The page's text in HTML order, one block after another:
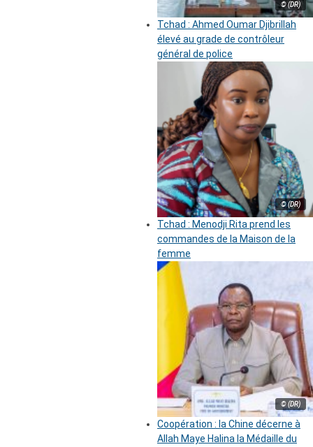
© (DR)
Tchad : Ahmed Oumar Djibrillah
élevé au grade de contrôleur
général de police
© (DR)
Tchad : Menodji Rita prend les
commandes de la Maison de la
femme
© (DR)
Coopération : la Chine décerne à
Allah Maye Halina la Médaille du